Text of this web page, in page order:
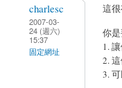
charlesc
2007-03-
24 (週六)
15:37
固定網址
這很
你
1.
2.
3.